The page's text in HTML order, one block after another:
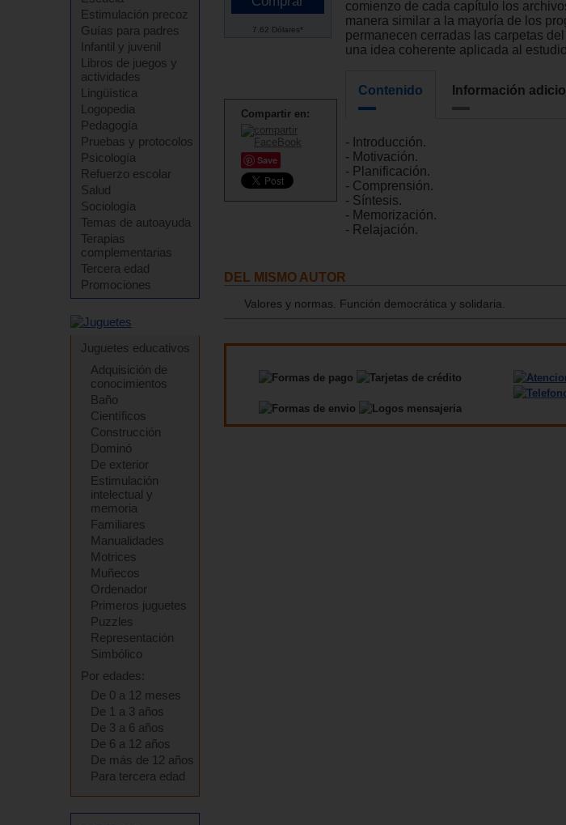
Estimulación precoz
Guías para padres
Infantil y juvenil
Libros de juegos y
actividades
Lingüística
Logopedia
Pedagogía
Pruebas y protocolos
Psicología
Refuerzo escolar
Salud
Sociología
Temas de autoayuda
Terapias
complementarias
Tercera edad
Promociones
Juguetes educativos
Adquisición de
conocimientos
Baño
Científicos
Construcción
Dominó
De exterior
Estimulación
intelectual y
memoria
Familiares
Manualidades
Motrices
Muñecos
Ordenador
Primeros juguetes
Puzzles
Representación
Simbólico
Por edades:
De 0 a 12 meses
De 1 a 3 años
De 3 a 6 años
De 6 a 12 años
De más de 12 años
Para tercera edad
7.62 Dólares*
Compartir en:
Save
comienzo de cada capítulo los
manera similar a la mayoría de los
permanecen cerradas las carpetas
una idea coherente aplicada al
Contenido Información
- Introducción.
- Motivación.
- Planificación.
- Comprensión.
- Síntesis.
- Memorización.
- Relajación.
DEL MISMO AUTOR
Valores y normas. Función democrática y solidaria.